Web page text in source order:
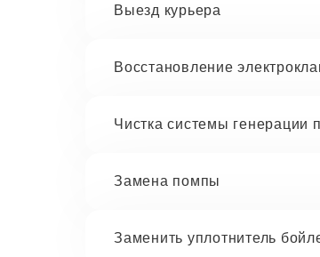
Выезд курьера
Восстановление
Чистка системы генерации
Замена помпы
Заменить уплотнитель